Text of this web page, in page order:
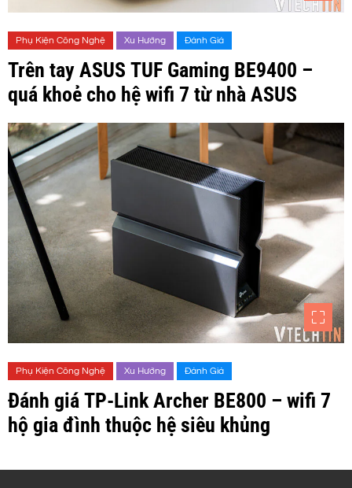
Phụ Kiện Công Nghệ Xu Hướng Đánh Giá
Trên tay ASUS TUF Gaming BE9400 –
quá khoẻ cho hệ wifi 7 từ nhà ASUS
Phụ Kiện Công Nghệ Xu Hướng Đánh Giá
Đánh giá TP-Link Archer BE800 – wifi 7
hộ gia đình thuộc hệ siêu khủng